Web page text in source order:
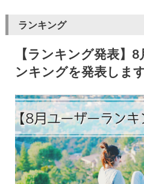
ランキング
【ランキング発表】
ンキングを発表しま